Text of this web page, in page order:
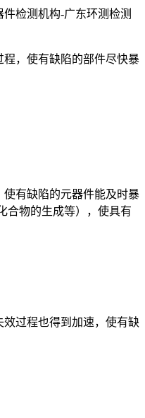
检测机构-广东环测检测
，使有缺陷的部件尽快暴
有缺陷的元器件能及时暴
合物的生成等），使具有
过程也得到加速，使有缺